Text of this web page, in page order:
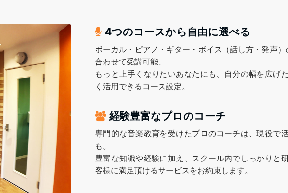
4つのコースから自由に選べる
ボーカル・ピアノ・ギター・ボイス（話し方・発声
合わせて受講可能。
もっと上手くなりたいあなたにも、自分の幅を広げ
く活用できるコース設定。
経験豊富なプロのコーチ
専門的な音楽教育を受けたプロのコーチは、現役で
も。
豊富な知識や経験に加え、スクール内でしっかりと
客様に満足頂けるサービスをお約束します。